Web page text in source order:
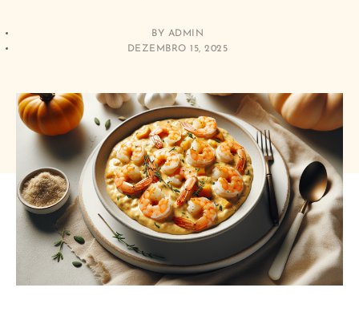
BY ADMIN
DEZEMBRO 15, 2025